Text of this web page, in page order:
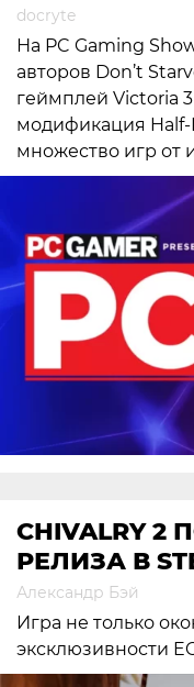
docryte
На PC Gaming
авторов Don’t
геймплей Victoria
модификация Half-
множество игр от
CHIVALRY
РЕЛИЗА В
Александр Бэй
Игра не только
эксклюзивности